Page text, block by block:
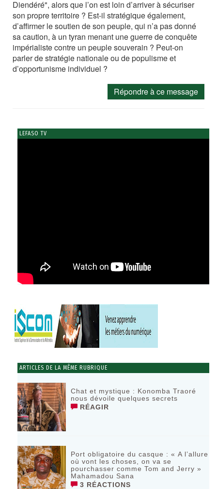
Diendéré", alors que l’on est loin d’arriver à sécuriser
son propre territoire ? Est-il stratégique également,
d’affirmer le soutien de son peuple, qui n’a pas donné
sa caution, à un tyran menant une guerre de conquête
impérialiste contre un peuple souverain ? Peut-on
parler de stratégie nationale ou de populisme et
d’opportunisme individuel ?
Répondre à ce message
LEFASO TV
ARTICLES DE LA MÊME RUBRIQUE
Chat et mystique : Konomba Traoré
nous dévoile quelques secrets
RÉAGIR
Port obligatoire du casque : « A l’allure
où vont les choses, on va se
pourchasser comme Tom and Jerry »
Mahamadou Sana
3 RÉACTIONS